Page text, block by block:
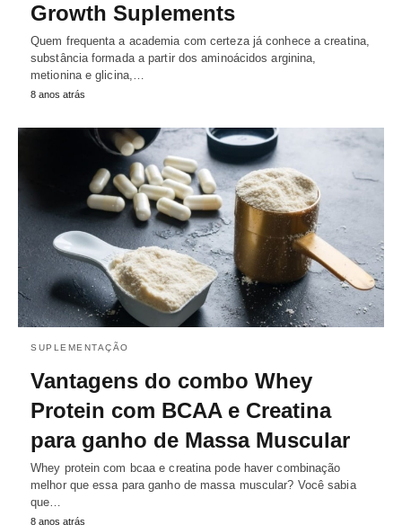
Growth Suplements
Quem frequenta a academia com certeza já conhece a creatina,
substância formada a partir dos aminoácidos arginina,
metionina e glicina,…
8 anos atrás
SUPLEMENTAÇÃO
Vantagens do combo Whey
Protein com BCAA e Creatina
para ganho de Massa Muscular
Whey protein com bcaa e creatina pode haver combinação
melhor que essa para ganho de massa muscular? Você sabia
que…
8 anos atrás